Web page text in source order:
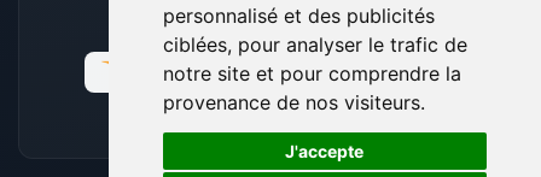
personnalisé et des publicités
ciblées, pour analyser le trafic de
notre site et pour comprendre la
provenance de nos visiteurs.
J'accepte
MOYENS DE PAIEMENT ACCEPTÉS
🍪